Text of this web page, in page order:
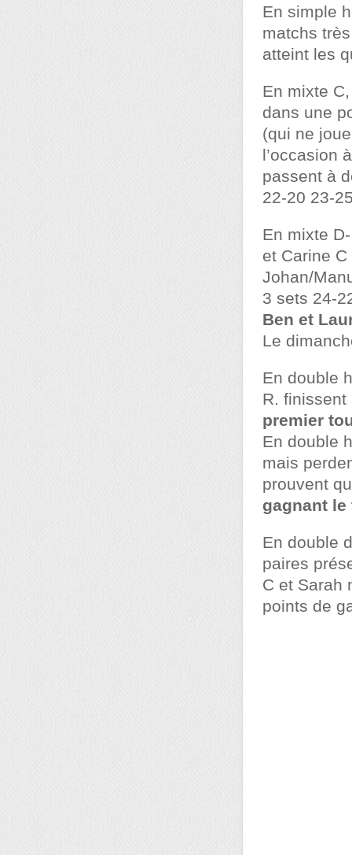
En simple
matchs
atteint les
En mixte
dans une
(qui ne
l’occasion
passent à
22-20 23-
En mixte
et Carine
Johan/
3 sets 24-
Ben et
Le
En double
R.
premier
En double
mais
prouvent
gagnant
En double
paires
C et Sarah
points de